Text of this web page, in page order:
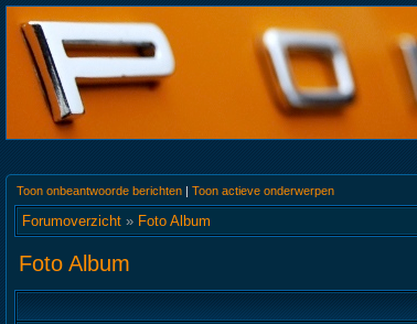
Toon onbeantwoorde berichten | Toon actieve onderwerpen
Forumoverzicht » Foto Album
Foto Album